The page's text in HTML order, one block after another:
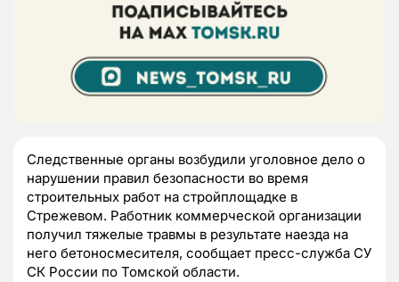
Следственные органы возбудили уголовное дело о
нарушении правил безопасности во время
строительных работ на стройплощадке в
Стрежевом. Работник коммерческой организации
получил тяжелые травмы в результате наезда на
него бетоносмесителя, сообщает пресс-служба СУ
СК России по Томской области.